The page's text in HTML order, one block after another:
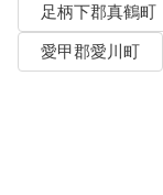
足柄下郡真鶴町
愛甲郡愛川町